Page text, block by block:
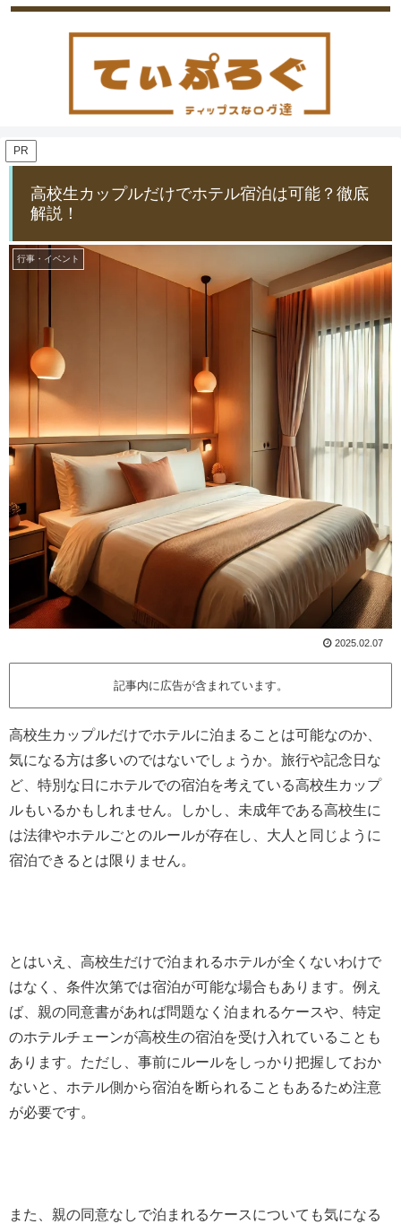
PR
高校生カップルだけでホテル宿泊は可能？徹底
解説！
行事・イベント
2025.02.07
記事内に広告が含まれています。
高校生カップルだけでホテルに泊まることは可能なのか、
気になる方は多いのではないでしょうか。旅行や記念日な
ど、特別な日にホテルでの宿泊を考えている高校生カップ
ルもいるかもしれません。しかし、未成年である高校生に
は法律やホテルごとのルールが存在し、大人と同じように
宿泊できるとは限りません。
とはいえ、高校生だけで泊まれるホテルが全くないわけで
はなく、条件次第では宿泊が可能な場合もあります。例え
ば、親の同意書があれば問題なく泊まれるケースや、特定
のホテルチェーンが高校生の宿泊を受け入れていることも
あります。ただし、事前にルールをしっかり把握しておか
ないと、ホテル側から宿泊を断られることもあるため注意
が必要です。
また、親の同意なしで泊まれるケースについても気になる